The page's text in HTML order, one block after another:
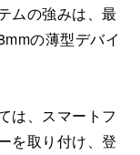
ムの強みは、最
の薄型デバイ
は、スマートフ
を取り付け、登